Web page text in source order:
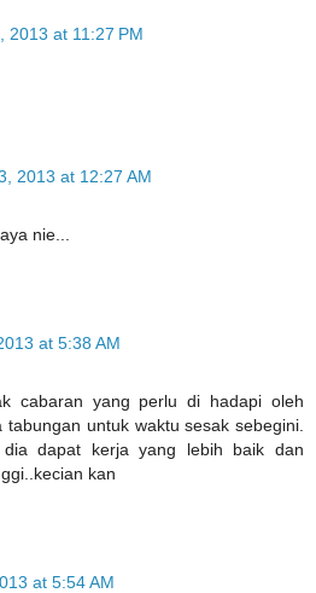
2013 at 11:27 PM
2013 at 12:27 AM
nie...
at 5:38 AM
cabaran yang perlu di hadapi oleh
untuk waktu sesak sebegini.
dapat kerja yang lebih baik dan
kan
at 5:54 AM